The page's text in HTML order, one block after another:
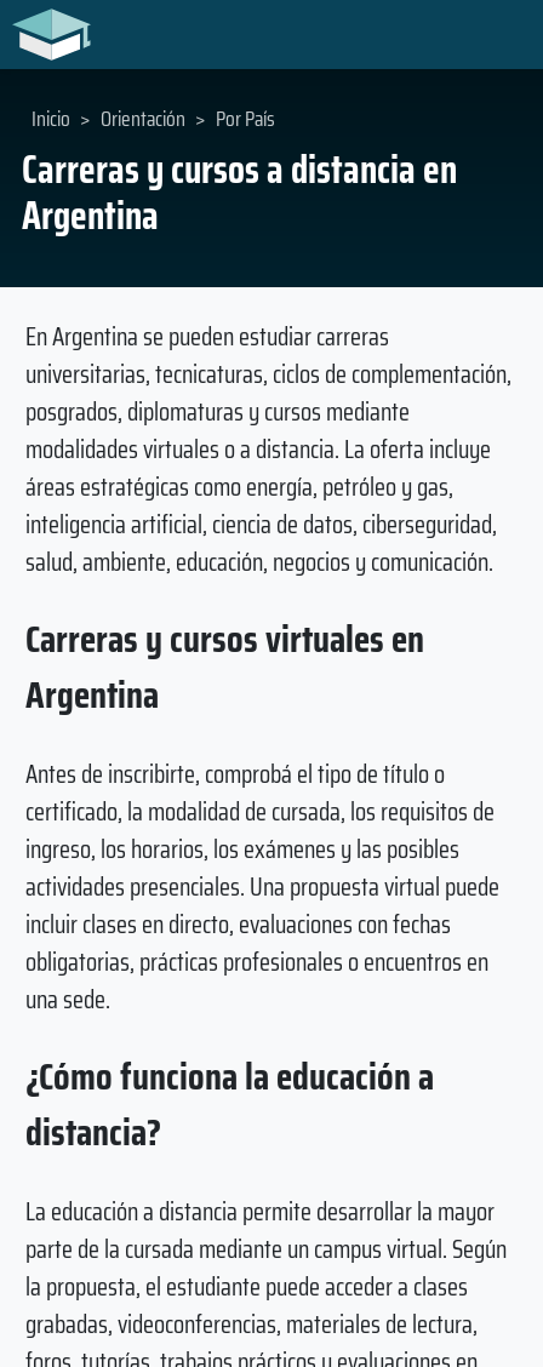
Carreras y cursos a distancia en
Argentina
Inicio > Orientación > Por País
En Argentina se pueden estudiar carreras
universitarias, tecnicaturas, ciclos de complementación,
posgrados, diplomaturas y cursos mediante
modalidades virtuales o a distancia. La oferta incluye
áreas estratégicas como energía, petróleo y gas,
inteligencia artificial, ciencia de datos, ciberseguridad,
salud, ambiente, educación, negocios y comunicación.
Carreras y cursos virtuales en
Argentina
Antes de inscribirte, comprobá el tipo de título o
certificado, la modalidad de cursada, los requisitos de
ingreso, los horarios, los exámenes y las posibles
actividades presenciales. Una propuesta virtual puede
incluir clases en directo, evaluaciones con fechas
obligatorias, prácticas profesionales o encuentros en
una sede.
¿Cómo funciona la educación a
distancia?
La educación a distancia permite desarrollar la mayor
parte de la cursada mediante un campus virtual. Según
la propuesta, el estudiante puede acceder a clases
grabadas, videoconferencias, materiales de lectura,